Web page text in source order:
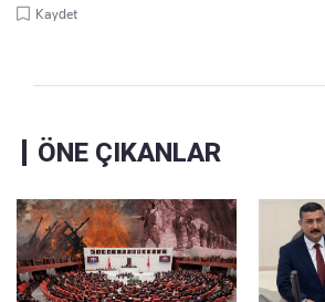
Kaydet
ÖNE ÇIKANLAR